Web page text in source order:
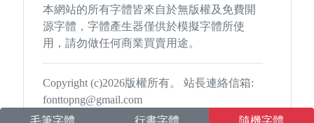
本網站的所有字體皆來自於無版權及免費開
源字體，字體產生器僅供於模擬字體所使
用，請勿做任何商業買賣用途。
Copyright (c)2026版權所有。 站長連絡信箱:
fonttopng@gmail.com
毛筆字體
行書字體 隨機字體